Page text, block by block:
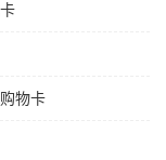
物卡